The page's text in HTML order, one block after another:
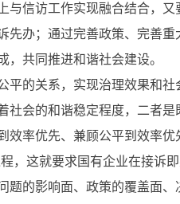
与信访工作实现融合结合，
先办；通过完善政策、完善
，共同推进和谐社会建设。
的关系，实现治理效果和社
社会的和谐稳定程度，二者
效率优先、兼顾公平到效率
程，这就要求国有企业在接诉
题的影响面、政策的覆盖面